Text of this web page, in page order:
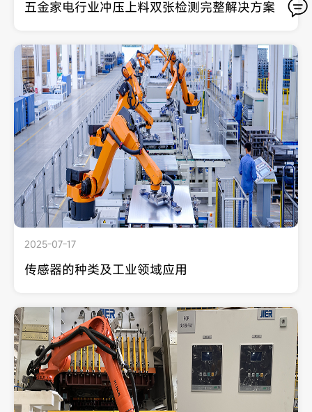
五金家电行业冲压上料双张检测完整解决方案
2025-07-17
传感器的种类及工业领域应用